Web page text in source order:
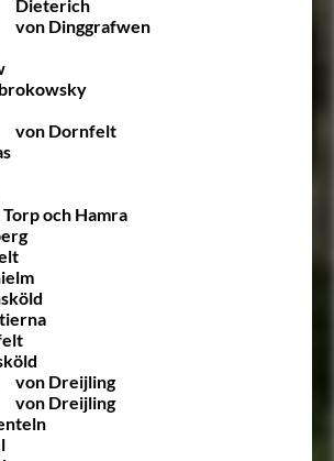
Dieterich
von Dinggrafwen
von Dornfelt
och Hamra
von Dreijling
von Dreijling